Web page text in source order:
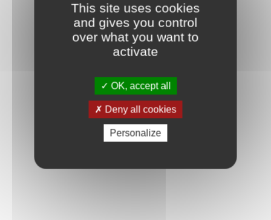
This site uses cookies
and gives you control
over what you want to
activate
OK, accept all
Deny all cookies
Personalize